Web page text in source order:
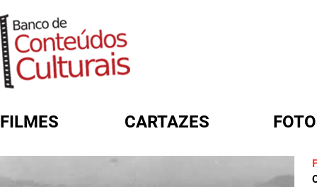
FILMES CARTAZES
FORMULÁRIO DE BUSCA